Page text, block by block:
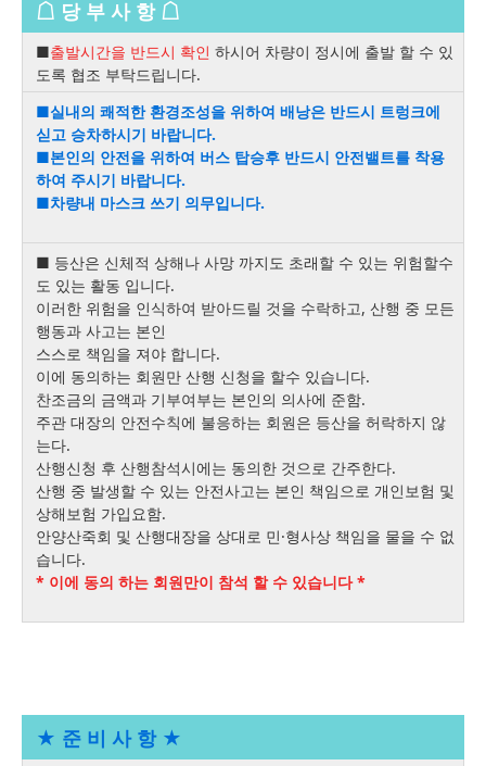
☖ 당 부 사 항 ☖
■출발시간을 반드시 확인 하시어 차량이 정시에 출발 할 수 있
도록 협조 부탁드립니다.
■실내의 쾌적한 환경조성을 위하여 배낭은 반드시 트렁크에
싣고 승차하시기 바랍니다.
■본인의 안전을 위하여 버스 탑승후 반드시 안전밸트를 착용
하여 주시기 바랍니다.
■차량내 마스크 쓰기 의무입니다.
■ 등산은 신체적 상해나 사망 까지도 초래할 수 있는 위험할수
도 있는 활동 입니다.
이러한 위험을 인식하여 받아드릴 것을 수락하고, 산행 중 모든
행동과 사고는 본인
스스로 책임을 져야 합니다.
이에 동의하는 회원만 산행 신청을 할수 있습니다.
찬조금의 금액과 기부여부는 본인의 의사에 준함.
주관 대장의 안전수칙에 불응하는 회원은 등산을 허락하지 않
는다.
산행신청 후 산행참석시에는 동의한 것으로 간주한다.
산행 중 발생할 수 있는 안전사고는 본인 책임으로 개인보험 및
상해보험 가입요함.
안양산죽회 및 산행대장을 상대로 민·형사상 책임을 물을 수 없
습니다.
* 이에 동의 하는 회원만이 참석 할 수 있습니다 *
★ 준 비 사 항 ★